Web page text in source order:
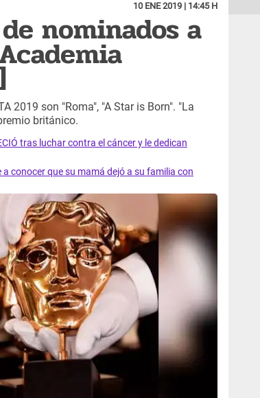
10 ENE 2019 | 14:45 H
nominados a
2019 son "Roma", "A Star is Born". "La
británico.
tras luchar contra el cáncer y le dedican
conocer que su mamá dejó a su familia con